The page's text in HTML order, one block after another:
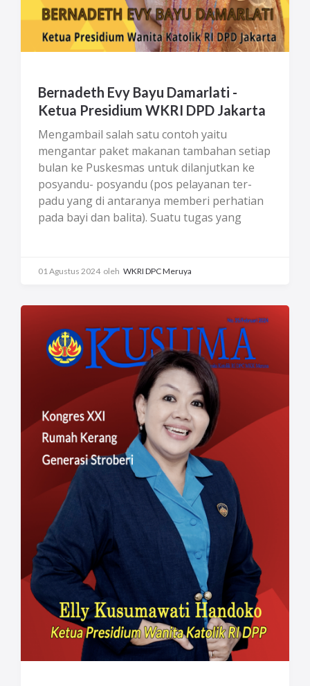
Bernadeth Evy Bayu Damarlati -
Ketua Presidium WKRI DPD Jakarta
Mengambail salah satu contoh yaitu
mengantar paket makanan tambahan setiap
bulan ke Puskesmas untuk dilanjutkan ke
posyandu- posyandu (pos pelayanan ter-
padu yang di antaranya memberi perhatian
pada bayi dan balita). Suatu tugas yang
dari makna suatu pelayanan, yang lebih
lama dengan dukungan dana dari PSE Paroki
Meruya dan melibatkan Ranting- ranting
untuk distribusinya. Ke- mudian sejak April
2023, mulai ditambah dengan
memperhatikan posbindu-posbindu (pos
pembi- naan terpadu di antaranya untuk
menanggulangi penyakit tidak menular)
dengan memberikan strip pemeriksaan
darah. Dari ke- giatan itu, kita bertemu mulai
dari satpam yang berjaga, kader, bidan
bahkan dokter kepala Puskesmas. Tugas
perutusan yang memberi kesaksian sebagai
pengikut Kristus, yang lemah lembut dan
rendah hati. Dapat membina hubungan baik
bila dilakukan dengan setia dan menjadikan
kita tidak saling berprasangka satu sama
lain.
01 Agustus 2024 oleh WKRI DPC Meruya